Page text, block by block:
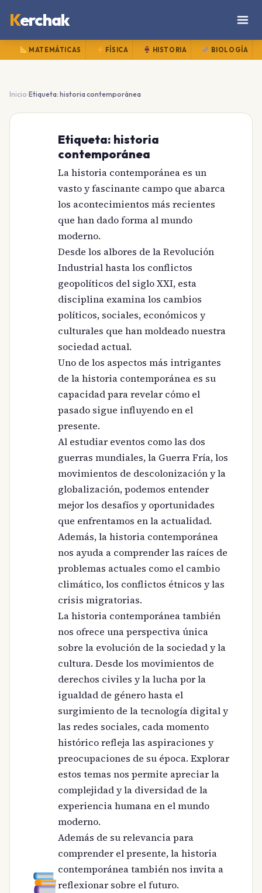
Kerchak
MATEMÁTICAS FÍSICA HISTORIA BIOLOGÍA
Inicio›Etiqueta: historia contemporánea
Etiqueta: historia
contemporánea
La historia contemporánea es un
vasto y fascinante campo que abarca
los acontecimientos más recientes
que han dado forma al mundo
moderno.
Desde los albores de la Revolución
Industrial hasta los conflictos
geopolíticos del siglo XXI, esta
disciplina examina los cambios
políticos, sociales, económicos y
culturales que han moldeado nuestra
sociedad actual.
Uno de los aspectos más intrigantes
de la historia contemporánea es su
capacidad para revelar cómo el
pasado sigue influyendo en el
presente.
Al estudiar eventos como las dos
guerras mundiales, la Guerra Fría, los
movimientos de descolonización y la
globalización, podemos entender
mejor los desafíos y oportunidades
que enfrentamos en la actualidad.
Además, la historia contemporánea
nos ayuda a comprender las raíces de
problemas actuales como el cambio
climático, los conflictos étnicos y las
crisis migratorias.
La historia contemporánea también
nos ofrece una perspectiva única
sobre la evolución de la sociedad y la
cultura. Desde los movimientos de
derechos civiles y la lucha por la
igualdad de género hasta el
surgimiento de la tecnología digital y
las redes sociales, cada momento
histórico refleja las aspiraciones y
preocupaciones de su época. Explorar
estos temas nos permite apreciar la
complejidad y la diversidad de la
experiencia humana en el mundo
moderno.
Además de su relevancia para
comprender el presente, la historia
contemporánea también nos invita a
reflexionar sobre el futuro.